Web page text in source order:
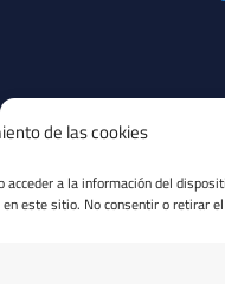
de las cookies
a la información del
este sitio. No consentir o retirar